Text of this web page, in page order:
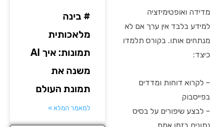
מדידה ואופטימיזציה
למידע בלבד אין ערך אם לא
מנתחים אותו. בקורס תלמדו
כיצד:
– לקרוא דוחות ומדדים
בפייסבוק
– לבצע שיפורים על בסיס
נתונים בזמן אמת
# בינה
מלאכותית
תמונות: איך AI
משנה את
תמונת העולם
למאמר המלא »